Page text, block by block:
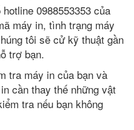
0988553353 của
máy in, tình trạng máy
tôi sẽ cử kỹ thuật gần
trợ bạn.
tra máy in của bạn và
cần thay thế những vật
tra nếu bạn không